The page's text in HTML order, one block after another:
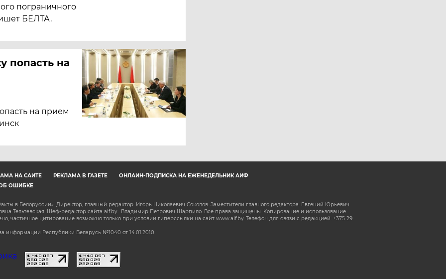
пограничного
БЕЛТА.
попасть на
на прием
НА САЙТЕ РЕКЛАМА В ГАЗЕТЕ
ОНЛАЙН-ПОДПИСКА НА ЕЖЕНЕДЕЛЬНИК АИФ
ОШИБКЕ
в Белоруссии». Директор, главный редактор: Игорь Николаевич Соколов. Заместители главного редактора: Евгений Юрьевич
Тельтевская. Шеф-редактор сайта aif.by: Владимир Петрович Шарпило. Все права защищены. Копирование и использование
частичное цитирование возможно только при условии гиперссылки на сайт www.aif.by. Телефон для связи с редакцией: +375 29
информации Республики Беларусь №1040 от 14.01.2010